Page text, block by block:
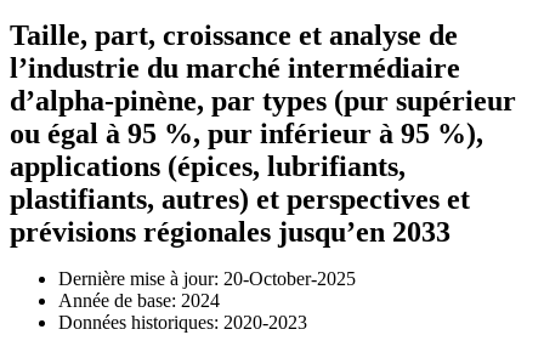
Taille, part, croissance et analyse de
l’industrie du marché intermédiaire
d’alpha-pinène, par types (pur supérieur
ou égal à 95 %, pur inférieur à 95 %),
applications (épices, lubrifiants,
plastifiants, autres) et perspectives et
prévisions régionales jusqu’en 2033
Dernière mise à jour: 20-October-2025
Année de base: 2024
Données historiques: 2020-2023